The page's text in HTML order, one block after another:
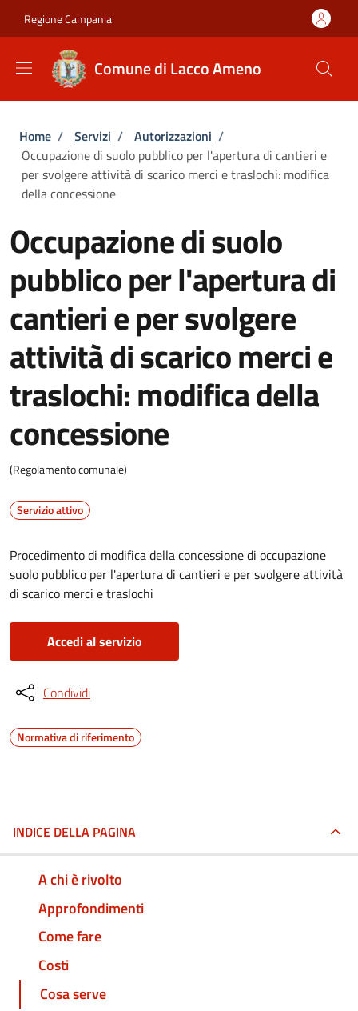
Regione Campania
Comune di Lacco Ameno
Briciole di pane
Home / Servizi / Autorizzazioni /
Occupazione di suolo pubblico per l'apertura di cantieri e
per svolgere attività di scarico merci e traslochi: modifica
della concessione
Occupazione di suolo
pubblico per l'apertura di
cantieri e per svolgere
attività di scarico merci e
traslochi: modifica della
concessione
(Regolamento comunale)
Servizio attivo
Procedimento di modifica della concessione di occupazione
suolo pubblico per l'apertura di cantieri e per svolgere attività
di scarico merci e traslochi
Accedi al servizio
Condividi
Normativa di riferimento
INDICE DELLA PAGINA
A chi è rivolto
Approfondimenti
Come fare
Costi
Cosa serve